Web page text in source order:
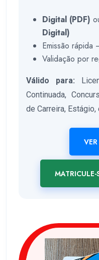
Digital (PDF)
Digital)
Emissão rápida
Validação por
Válido para:
Continuada,
de Carreira,